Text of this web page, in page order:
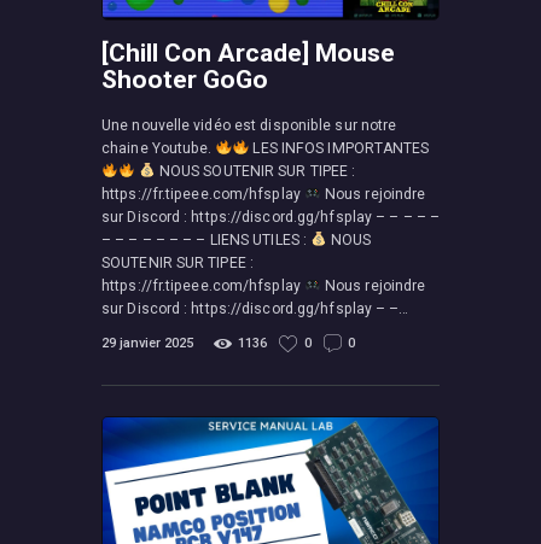
[Chill Con Arcade] Mouse
Shooter GoGo
Une nouvelle vidéo est disponible sur notre
chaine Youtube.
LES INFOS IMPORTANTES
NOUS SOUTENIR SUR TIPEE :
https://fr.tipeee.com/hfsplay
Nous rejoindre
sur Discord : https://discord.gg/hfsplay – – – – –
– – – – – – – – LIENS UTILES :
NOUS
SOUTENIR SUR TIPEE :
https://fr.tipeee.com/hfsplay
Nous rejoindre
sur Discord : https://discord.gg/hfsplay – –…
29 janvier 2025 1136 0 0